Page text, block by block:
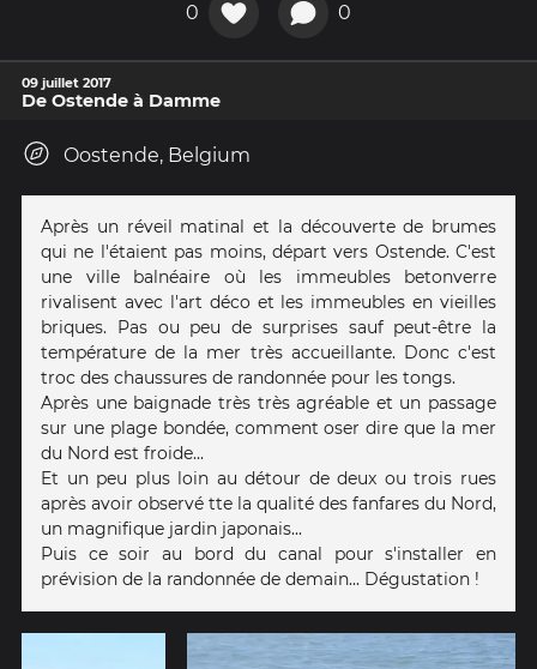
0 0
09 juillet 2017
De Ostende à Damme
Oostende, Belgium
Après un réveil matinal et la découverte de brumes
qui ne l'étaient pas moins, départ vers Ostende. C'est
une ville balnéaire où les immeubles betonverre
rivalisent avec l'art déco et les immeubles en vieilles
briques. Pas ou peu de surprises sauf peut-être la
température de la mer très accueillante. Donc c'est
troc des chaussures de randonnée pour les tongs.
Après une baignade très très agréable et un passage
sur une plage bondée, comment oser dire que la mer
du Nord est froide...
Et un peu plus loin au détour de deux ou trois rues
après avoir observé tte la qualité des fanfares du Nord,
un magnifique jardin japonais...
Puis ce soir au bord du canal pour s'installer en
prévision de la randonnée de demain... Dégustation !